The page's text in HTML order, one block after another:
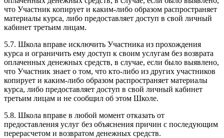
что Участник копирует и каким-либо образом распространяет
материалы курса, либо предоставляет доступ в свой личный
кабинет третьим лицам.
5.7. Школа вправе исключить Участника из прохождения
курса и ограничить ему доступ к своим услугам без возврата
оплаченных денежных средств, в случае, если было выявлено,
что Участник знает о том, что кто-либо из других участников
копирует и каким-либо образом распространяет материалы
курса, либо предоставляет доступ в свой личный кабинет
третьим лицам и не сообщил об этом Школе.
5.8. Школа вправе в любой момент отказать от
предоставления услуг без объяснения причин с последующим
перерасчетом и возвратом денежных средств.